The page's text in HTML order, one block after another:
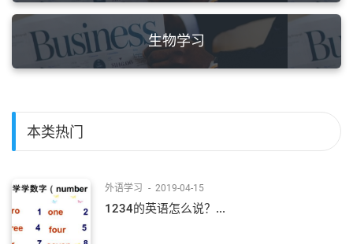
生物学习
本类热门
外语学习 - 2019-04-15
1234的英语怎么说？...